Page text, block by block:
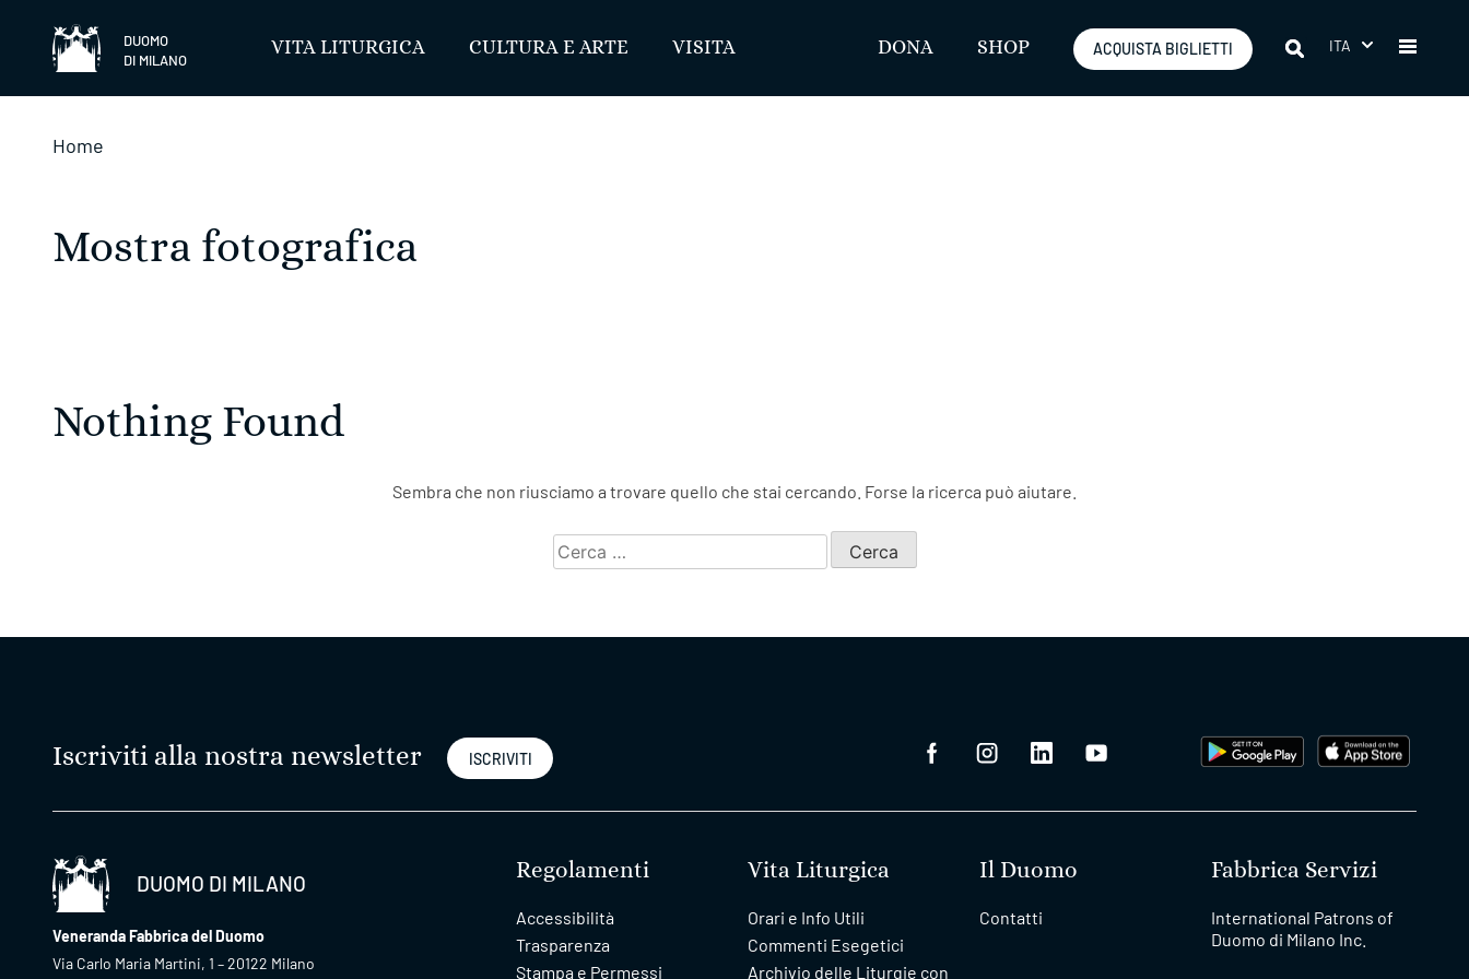
DUOMO
DI MILANO
VITA LITURGICA CULTURA E ARTE VISITA DONA SHOP ACQUISTA BIGLIETTI ITA
Home
Mostra fotografica
Nothing Found ​
Sembra che non riusciamo a trovare quello che stai cercando. Forse la ricerca può aiutare.
Ricerca
per:
Iscriviti alla nostra newsletter ISCRIVITI
DUOMO DI MILANO
Veneranda Fabbrica del Duomo
Via Carlo Maria Martini, 1 – 20122 Milano
Regolamenti
Accessibilità
Trasparenza
Stampa e Permessi
Vita Liturgica
Orari e Info Utili
Commenti Esegetici
Archivio delle Liturgie con
Il Duomo
Contatti
Fabbrica Servizi
International Patrons of
Duomo di Milano Inc.